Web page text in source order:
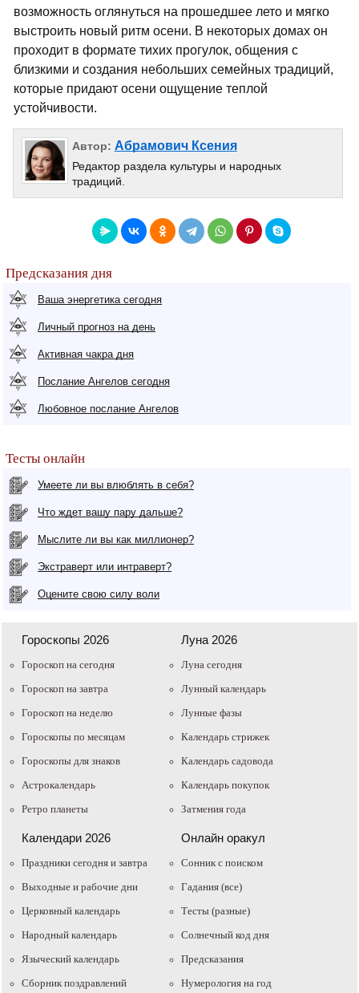
возможность оглянуться на прошедшее лето и мягко
выстроить новый ритм осени. В некоторых домах он
проходит в формате тихих прогулок, общения с
близкими и создания небольших семейных традиций,
которые придают осени ощущение теплой
устойчивости.
Автор: Абрамович Ксения
Редактор раздела культуры и народных
традиций.
Предсказания дня
Ваша энергетика сегодня
Личный прогноз на день
Активная чакра дня
Послание Ангелов сегодня
Любовное послание Ангелов
Тесты онлайн
Умеете ли вы влюблять в себя?
Что ждет вашу пару дальше?
Мыслите ли вы как миллионер?
Экстраверт или интраверт?
Оцените свою силу воли
Гороскопы 2026
Гороскоп на сегодня
Гороскоп на завтра
Гороскоп на неделю
Гороскопы по месяцам
Гороскопы для знаков
Астрокалендарь
Ретро планеты
Луна 2026
Луна сегодня
Лунный календарь
Лунные фазы
Календарь стрижек
Календарь садовода
Календарь покупок
Затмения года
Календари 2026
Праздники сегодня и завтра
Выходные и рабочие дни
Церковный календарь
Народный календарь
Языческий календарь
Сборник поздравлений
Онлайн оракул
Cонник с поиском
Гадания (все)
Тесты (разные)
Солнечный код дня
Предсказания
Нумерология на год